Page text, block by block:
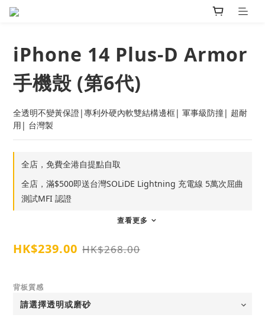
iPhone 14 Plus-D Armor
手機殼 (第6代)
全透明不變黃保證|專利外硬內軟雙結構邊框| 軍事級防撞| 超耐
用| 台灣製
全店，免費全港自提點自取
全店，滿$500即送台灣SOLiDE Lightning 充電線 5萬次屈曲
測試MFI 認證
查看更多
HK$239.00 HK$268.00
背板質感